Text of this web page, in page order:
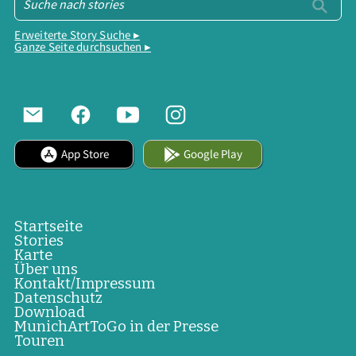
Erweiterte Story Suche ▸
Ganze Seite durchsuchen ▸
App Store Google Play
Startseite
Stories
Karte
Über uns
Kontakt/Impressum
Datenschutz
Download
MunichArtToGo in der Presse
Touren